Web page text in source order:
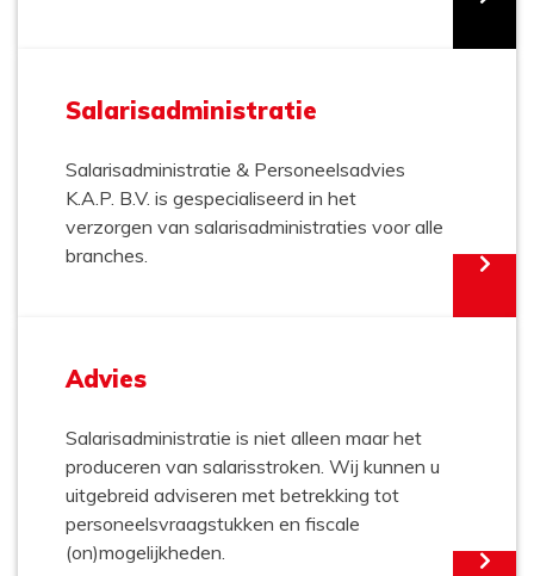
Salarisadministratie
Salarisadministratie & Personeelsadvies
K.A.P. B.V. is gespecialiseerd in het
verzorgen van salarisadministraties voor alle
branches.
Advies
Salarisadministratie is niet alleen maar het
produceren van salarisstroken. Wij kunnen u
uitgebreid adviseren met betrekking tot
personeelsvraagstukken en fiscale
(on)mogelijkheden.